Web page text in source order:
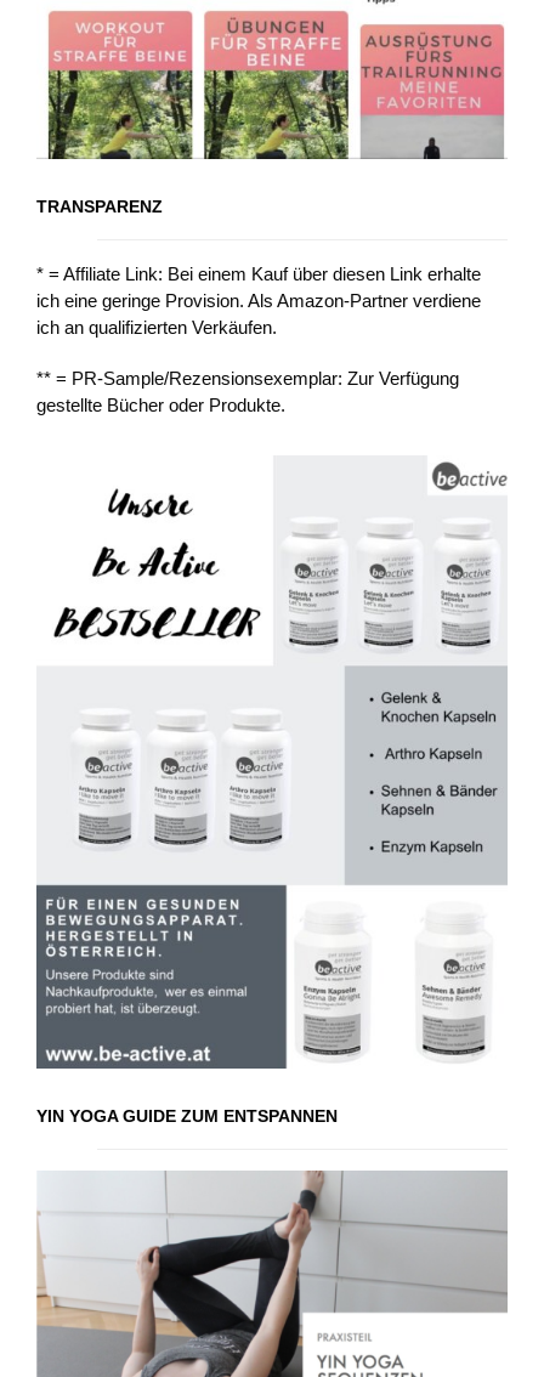
TRANSPARENZ
* = Affiliate Link: Bei einem Kauf über diesen Link erhalte
ich eine geringe Provision. Als Amazon-Partner verdiene
ich an qualifizierten Verkäufen.
** = PR-Sample/Rezensionsexemplar: Zur Verfügung
gestellte Bücher oder Produkte.
YIN YOGA GUIDE ZUM ENTSPANNEN